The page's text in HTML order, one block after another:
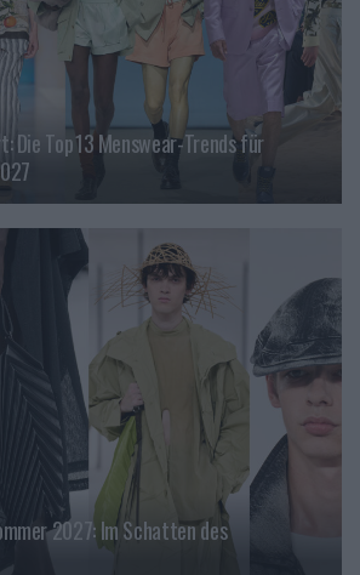
Die Top 13 Menswear-Trends für
2027: Im Schatten des